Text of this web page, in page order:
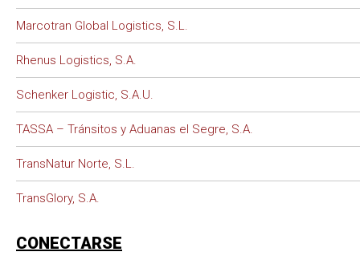
Marcotran Global Logistics, S.L.
Rhenus Logistics, S.A.
Schenker Logistic, S.A.U.
TASSA – Tránsitos y Aduanas el Segre, S.A.
TransNatur Norte, S.L.
TransGlory, S.A.
CONECTARSE